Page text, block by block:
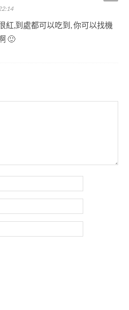
紅,到處都可以吃到, 你可以找機
🙂